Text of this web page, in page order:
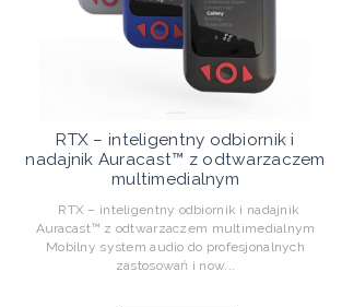
RTX – inteligentny odbiornik i
nadajnik Auracast™ z odtwarzaczem
multimedialnym
RTX – inteligentny odbiornik i nadajnik
Auracast™ z odtwarzaczem multimedialnym
Mobilny system audio do profesjonalnych
zastosowań i now...